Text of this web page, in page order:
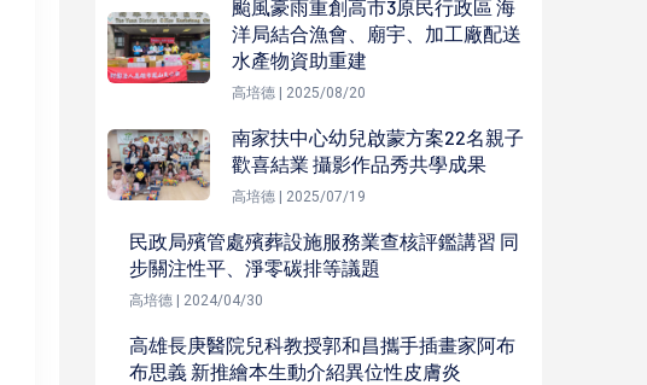
颱風豪雨重創高市3原民行政區 海
洋局結合漁會、廟宇、加工廠配送
水產物資助重建
高培德 | 2025/08/20
南家扶中心幼兒啟蒙方案22名親子
歡喜結業 攝影作品秀共學成果
高培德 | 2025/07/19
民政局殯管處殯葬設施服務業查核評鑑講習 同
步關注性平、淨零碳排等議題
高培德 | 2024/04/30
高雄長庚醫院兒科教授郭和昌攜手插畫家阿布
布思義 新推繪本生動介紹異位性皮膚炎